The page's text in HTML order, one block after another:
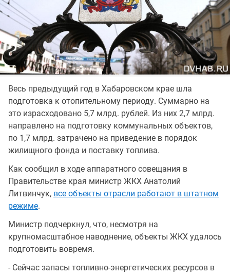
Весь предыдущий год в Хабаровском крае шла
подготовка к отопительному периоду. Суммарно на
это израсходовано 5,7 млрд. рублей. Из них 2,7 млрд.
направлено на подготовку коммунальных объектов,
по 1,7 млрд. затрачено на приведение в порядок
жилищного фонда и поставку топлива.
Как сообщил в ходе аппаратного совещания в
Правительстве края министр ЖКХ Анатолий
Литвинчук, все объекты отрасли работают в штатном
режиме.
Министр подчеркнул, что, несмотря на
крупномасштабное наводнение, объекты ЖКХ удалось
подготовить вовремя.
- Сейчас запасы топливно-энергетических ресурсов в